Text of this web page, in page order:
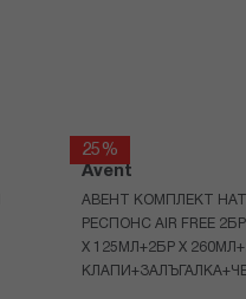
25%
Avent
АВЕНТ КОМПЛЕКТ
РЕСПОНС AIR FREE
Х 125МЛ+2БР Х